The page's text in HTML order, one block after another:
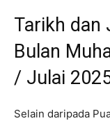
Tarikh dan
Bulan
/ Julai
Selain daripada